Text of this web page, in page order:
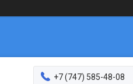
+7 (747) 585-48-08